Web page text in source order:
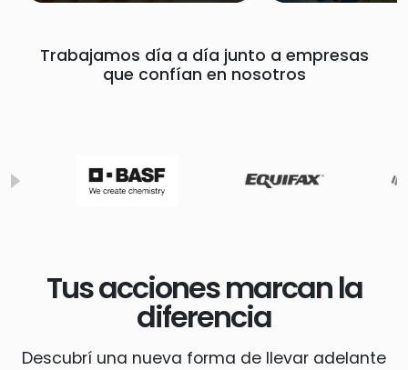
Trabajamos día a día junto a empresas
que confían en nosotros
Tus acciones marcan la
diferencia
Descubrí una nueva forma de llevar adelante